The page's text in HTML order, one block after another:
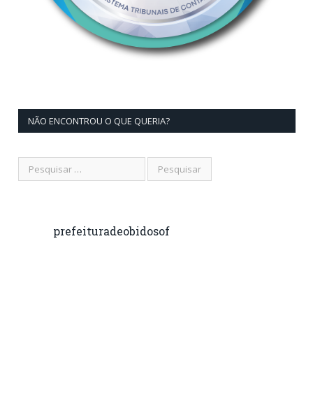
NÃO ENCONTROU O QUE QUERIA?
prefeituradeobidosof